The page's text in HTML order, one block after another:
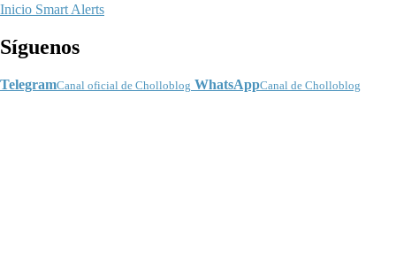
Inicio Smart Alerts
Síguenos
TelegramCanal oficial de Cholloblog WhatsAppCanal de Cholloblog